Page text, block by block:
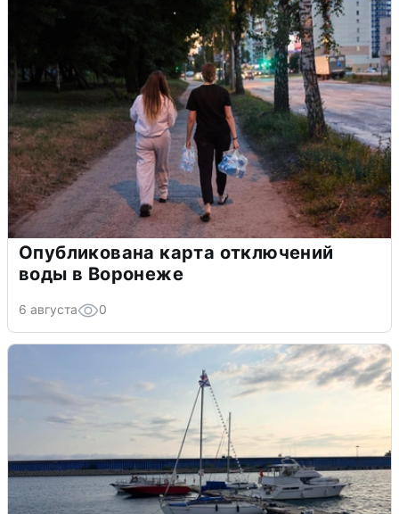
Опубликована карта отключений
воды в Воронеже
6 августа 0